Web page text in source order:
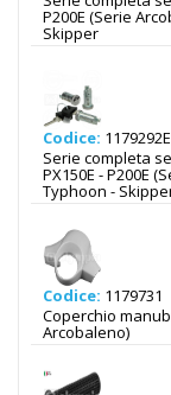
P200E (Serie
Skipper
Codice:
Serie completa
PX150E - P200E
Typhoon -
Codice: 1179731
Coperchio
Arcobaleno)